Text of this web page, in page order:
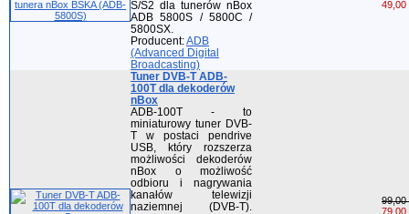
S/S2 dla tunerów nBox
ADB 5800S / 5800C /
5800SX.
Producent:ADB
(Advanced Digital
Broadcasting)
49,00
Tuner DVB-T ADB-
100T dla dekoderów
nBox
ADB-100T - to
miniaturowy tuner DVB-
T w postaci pendrive
USB, który rozszerza
możliwości dekoderów
nBox o możliwość
odbioru i nagrywania
kanałów telewizji
naziemnej (DVB-T).
99,00
79,00